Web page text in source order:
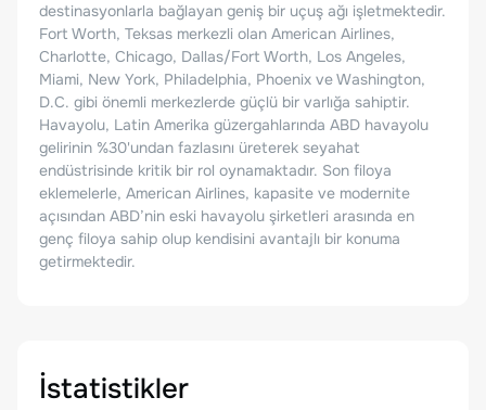
destinasyonlarla bağlayan geniş bir uçuş ağı işletmektedir.
Fort Worth, Teksas merkezli olan American Airlines,
Charlotte, Chicago, Dallas/Fort Worth, Los Angeles,
Miami, New York, Philadelphia, Phoenix ve Washington,
D.C. gibi önemli merkezlerde güçlü bir varlığa sahiptir.
Havayolu, Latin Amerika güzergahlarında ABD havayolu
gelirinin %30'undan fazlasını üreterek seyahat
endüstrisinde kritik bir rol oynamaktadır. Son filoya
eklemelerle, American Airlines, kapasite ve modernite
açısından ABD’nin eski havayolu şirketleri arasında en
genç filoya sahip olup kendisini avantajlı bir konuma
getirmektedir.
İstatistikler